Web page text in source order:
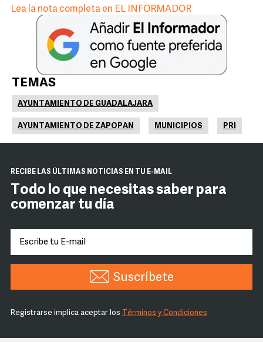
Lea la nota completa en EL INFORMADOR
TEMAS
AYUNTAMIENTO DE GUADALAJARA
AYUNTAMIENTO DE ZAPOPAN MUNICIPIOS PRI
RECIBE LAS ÚLTIMAS NOTICIAS EN TU E-MAIL
Todo lo que necesitas saber para
comenzar tu día
Suscríbete
Registrarse implica aceptar los Términos y Condiciones